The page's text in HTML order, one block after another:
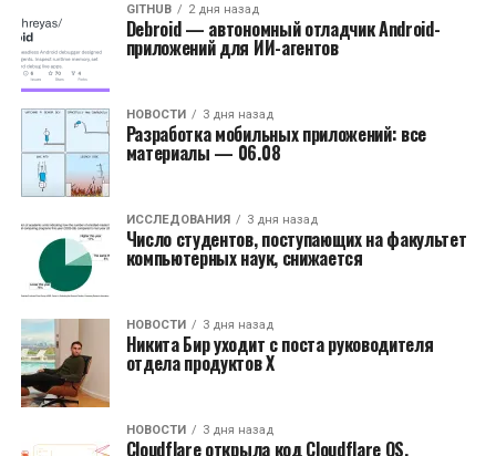
GITHUB 2 дня назад
Debroid — автономный отладчик Android-
приложений для ИИ-агентов
НОВОСТИ 3 дня назад
Разработка мобильных приложений: все
материалы — 06.08
ИССЛЕДОВАНИЯ 3 дня назад
Число студентов, поступающих на факультет
компьютерных наук, снижается
НОВОСТИ 3 дня назад
Никита Бир уходит с поста руководителя
отдела продуктов X
НОВОСТИ 3 дня назад
Cloudflare открыла код Cloudflare OS,